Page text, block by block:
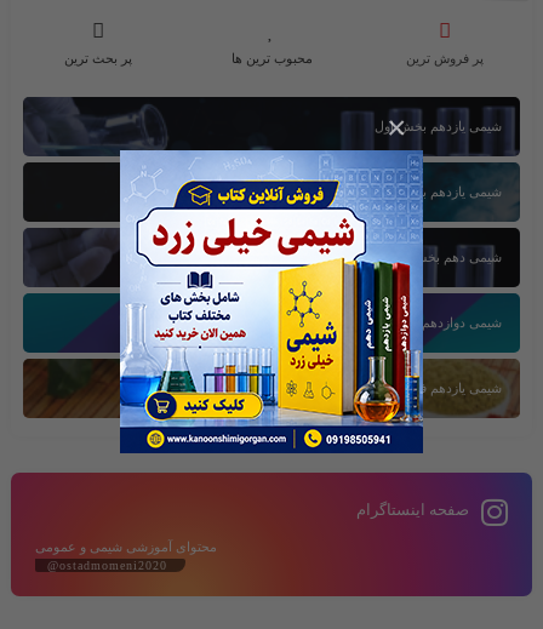
×
پر فروش ترین محبوب ترین ها پر بحث ترین
شیمی یازدهم بخش اول
شیمی یازدهم بخش سوم
شیمی دهم بخش اول
شیمی دوازدهم بخش سوم
شیمی یازدهم فصل دوم
صفحه اینستاگرام
محتوای آموزشی شیمی و عمومی
@ostadmomeni2020